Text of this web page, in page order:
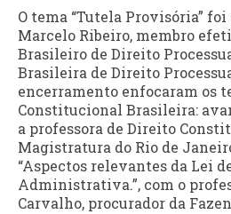
O tema “Tutela Provisória” foi
Marcelo Ribeiro, membro
Brasileiro de Direito
Brasileira de Direito
encerramento enfocaram os
Constitucional Brasileira:
a professora de Direito
Magistratura do Rio de
“Aspectos relevantes da Lei
Administrativa.”, com o
Carvalho, procurador da